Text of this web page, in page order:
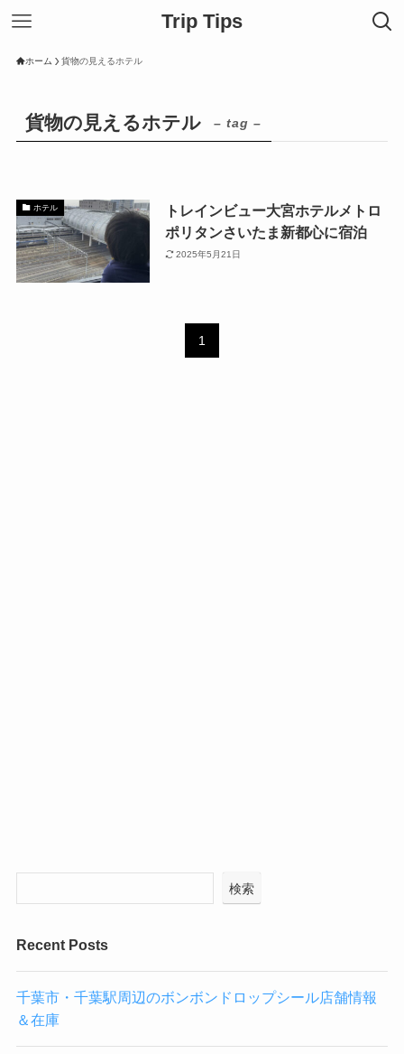
Trip Tips
ホーム 貨物の見えるホテル
貨物の見えるホテル – tag –
ホテル
トレインビュー大宮ホテルメトロ
ポリタンさいたま新都心に宿泊
2025年5月21日
1
検索
Recent Posts
千葉市・千葉駅周辺のボンボンドロップシール店舗情報
＆在庫